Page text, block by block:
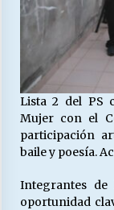
Lista 2 del PS
Mujer con el
participación
baile y poesía.
Integrantes
oportunidad